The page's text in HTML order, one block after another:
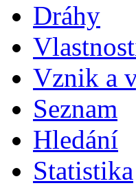
Dráhy
Vznik a
Seznam
Hledání
Statistika